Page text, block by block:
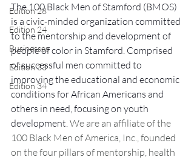
Edition 28
Edition 24
Businesses
Edition 33
Edition 34
The 100 Black Men of Stamford (BMOS)
is a civic-minded organization committed
to the mentorship and development of
people of color in Stamford. Comprised
of successful men committed to
improving the educational and economic
conditions for African Americans and
others in need, focusing on youth
development. We are an affiliate of the
100 Black Men of America, Inc., founded
on the four pillars of mentorship, health